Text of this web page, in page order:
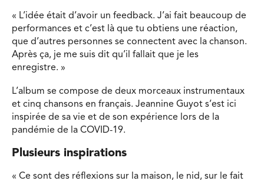
« L’idée était d’avoir un feedback. J’ai fait beaucoup de
performances et c’est là que tu obtiens une réaction,
que d’autres personnes se connectent avec la chanson.
Après ça, je me suis dit qu’il fallait que je les
enregistre. »
L’album se compose de deux morceaux instrumentaux
et cinq chansons en français. Jeannine Guyot s’est ici
inspirée de sa vie et de son expérience lors de la
pandémie de la COVID-19.
Plusieurs inspirations
« Ce sont des réflexions sur la maison, le nid, sur le fait